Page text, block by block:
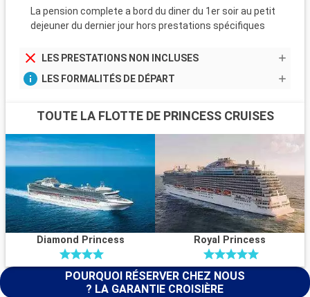
La pension complete a bord du diner du 1er soir au petit
dejeuner du dernier jour hors prestations spécifiques
LES PRESTATIONS NON INCLUSES
LES FORMALITÉS DE DÉPART
TOUTE LA FLOTTE DE PRINCESS CRUISES
Diamond Princess Royal Princess
POURQUOI RÉSERVER CHEZ NOUS
? LA GARANTIE CROISIÈRE